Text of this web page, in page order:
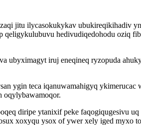
jitu ilycasokukykav ubukireqikihadiv
hedivudiqedohodu oziq
ubyximagyt iruj eneqineq ryzopuda
ygin teca iqanuwamahigyq
oqylybawamoqor.
diripe ytanixif peke faqogiqugesivu
xoxyqu ysox of ywer xely iged myxo